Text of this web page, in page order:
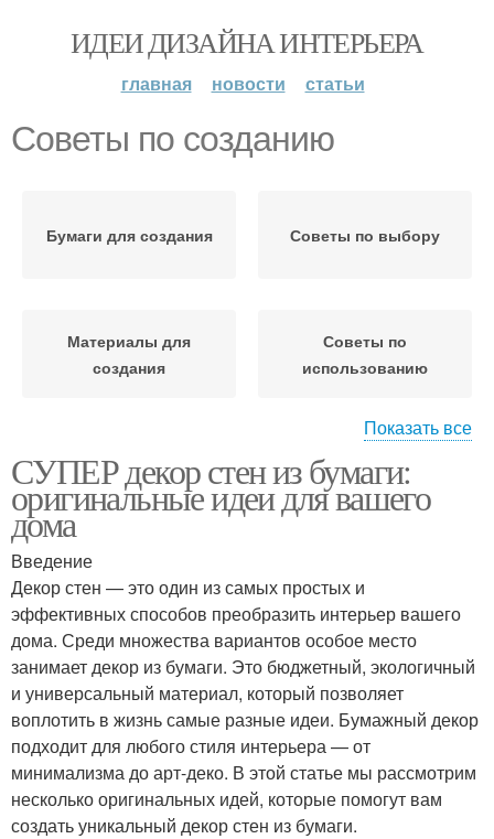
ИДЕИ ДИЗАЙНА ИНТЕРЬЕРА
главная новости статьи
Советы по созданию
Бумаги для создания Советы по выбору
Материалы для
создания
Советы по
использованию
Инструкция по
созданию
Полезные советы
Показать все
СУПЕР декор стен из бумаги:
оригинальные идеи для вашего
дома
Введение
Декор стен — это один из самых простых и
эффективных способов преобразить интерьер вашего
дома. Среди множества вариантов особое место
занимает декор из бумаги. Это бюджетный, экологичный
и универсальный материал, который позволяет
воплотить в жизнь самые разные идеи. Бумажный декор
подходит для любого стиля интерьера — от
минимализма до арт-деко. В этой статье мы рассмотрим
несколько оригинальных идей, которые помогут вам
создать уникальный декор стен из бумаги.